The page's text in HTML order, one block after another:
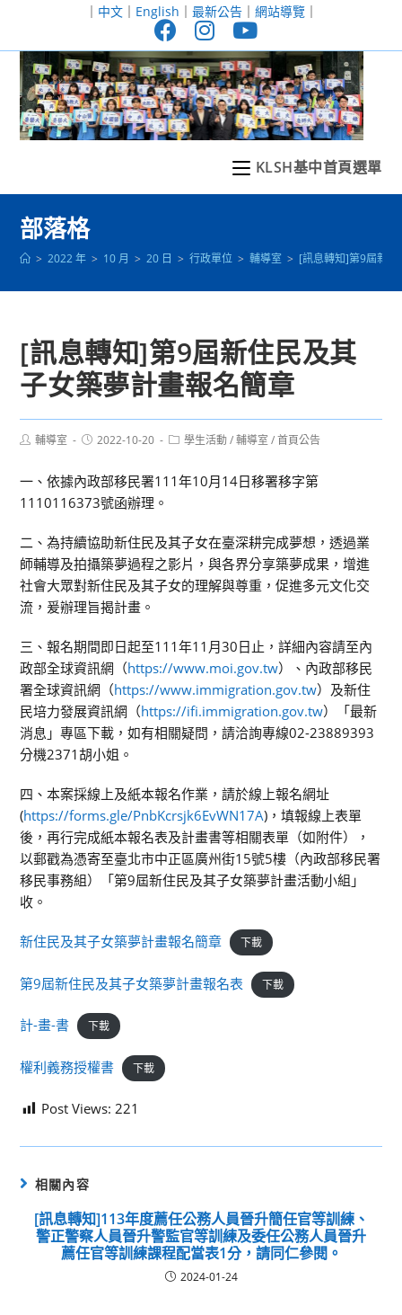
至
｜ 中文｜ English ｜ 最新公告｜ 網站導覽｜
KLSH基中首頁選單
部落格
> 2022 年 > 10 月 > 20 日 > 行政單位 > 輔導室 > [訊息轉知]第9屆新
[訊息轉知]第9屆新住民及其
子女築夢計畫報名簡章
Post輔導室
Post2022-10-20
Post學生活動 / 輔導室 / 首頁公告
一、依據內政部移民署111年10月14日移署移字第
1110116373號函辦理。
二、為持續協助新住民及其子女在臺深耕完成夢想，透過業
師輔導及拍攝築夢過程之影片，與各界分享築夢成果，增進
社會大眾對新住民及其子女的理解與尊重，促進多元文化交
流，爰辦理旨揭計畫。
三、報名期間即日起至111年11月30日止，詳細內容請至內
政部全球資訊網（https://www.moi.gov.tw）、內政部移民
署全球資訊網（https://www.immigration.gov.tw）及新住
民培力發展資訊網（https://ifi.immigration.gov.tw）「最新
消息」專區下載，如有相關疑問，請洽詢專線02-23889393
分機2371胡小姐。
四、本案採線上及紙本報名作業，請於線上報名網址
(https://forms.gle/PnbKcrsjk6EvWN17A)，填報線上表單
後，再行完成紙本報名表及計畫書等相關表單（如附件），
以郵戳為憑寄至臺北市中正區廣州街15號5樓（內政部移民署
移民事務組）「第9屆新住民及其子女築夢計畫活動小組」
收。
新住民及其子女築夢計畫報名簡章 下載
第9屆新住民及其子女築夢計畫報名表 下載
計-畫-書 下載
權利義務授權書 下載
Post Views: 221
相關內容
[訊息轉知]113年度薦任公務人員晉升簡任官等訓練、
警正警察人員晉升警監官等訓練及委任公務人員晉升
薦任官等訓練課程配當表1分，請同仁參閱。
2024-01-24